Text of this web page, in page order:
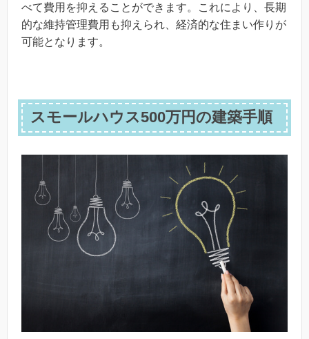
べて費用を抑えることができます。これにより、長期
的な維持管理費用も抑えられ、経済的な住まい作りが
可能となります。
スモールハウス500万円の建築手順